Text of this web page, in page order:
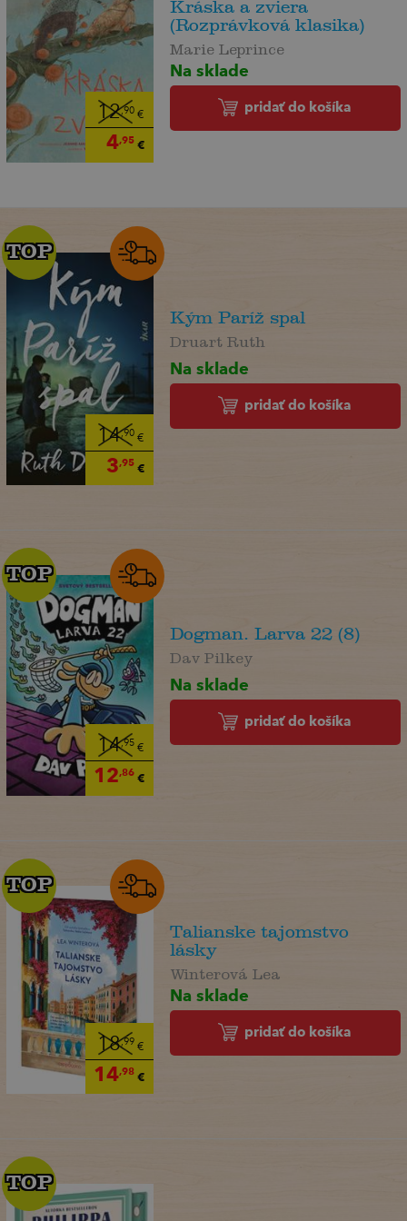
12,90€
4,95€
Kráska a zviera
(Rozprávková klasika)
Marie Leprince
Na sklade
pridať do košíka
14,90€
3,95€
TOP
TOP
Kým Paríž spal
Druart Ruth
Na sklade
pridať do košíka
14,95€
12,86€
TOP
TOP
Dogman. Larva 22 (8)
Dav Pilkey
Na sklade
pridať do košíka
18,99 €
14,98€
TOP
TOP
Talianske tajomstvo
lásky
Winterová Lea
Na sklade
pridať do košíka
TOP
TOP